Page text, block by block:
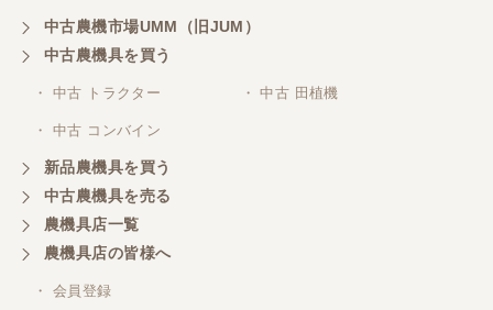
中古農機市場UMM（旧JUM）
中古農機具を買う
・ 中古 トラクター ・ 中古 田植機
・ 中古 コンバイン
新品農機具を買う
中古農機具を売る
農機具店一覧
農機具店の皆様へ
・ 会員登録